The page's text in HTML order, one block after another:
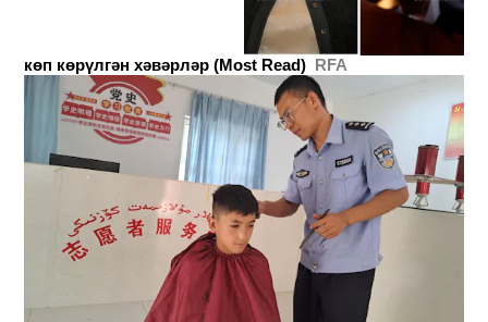
көп көрүлгән хәвәрләр (Most Read) RFA